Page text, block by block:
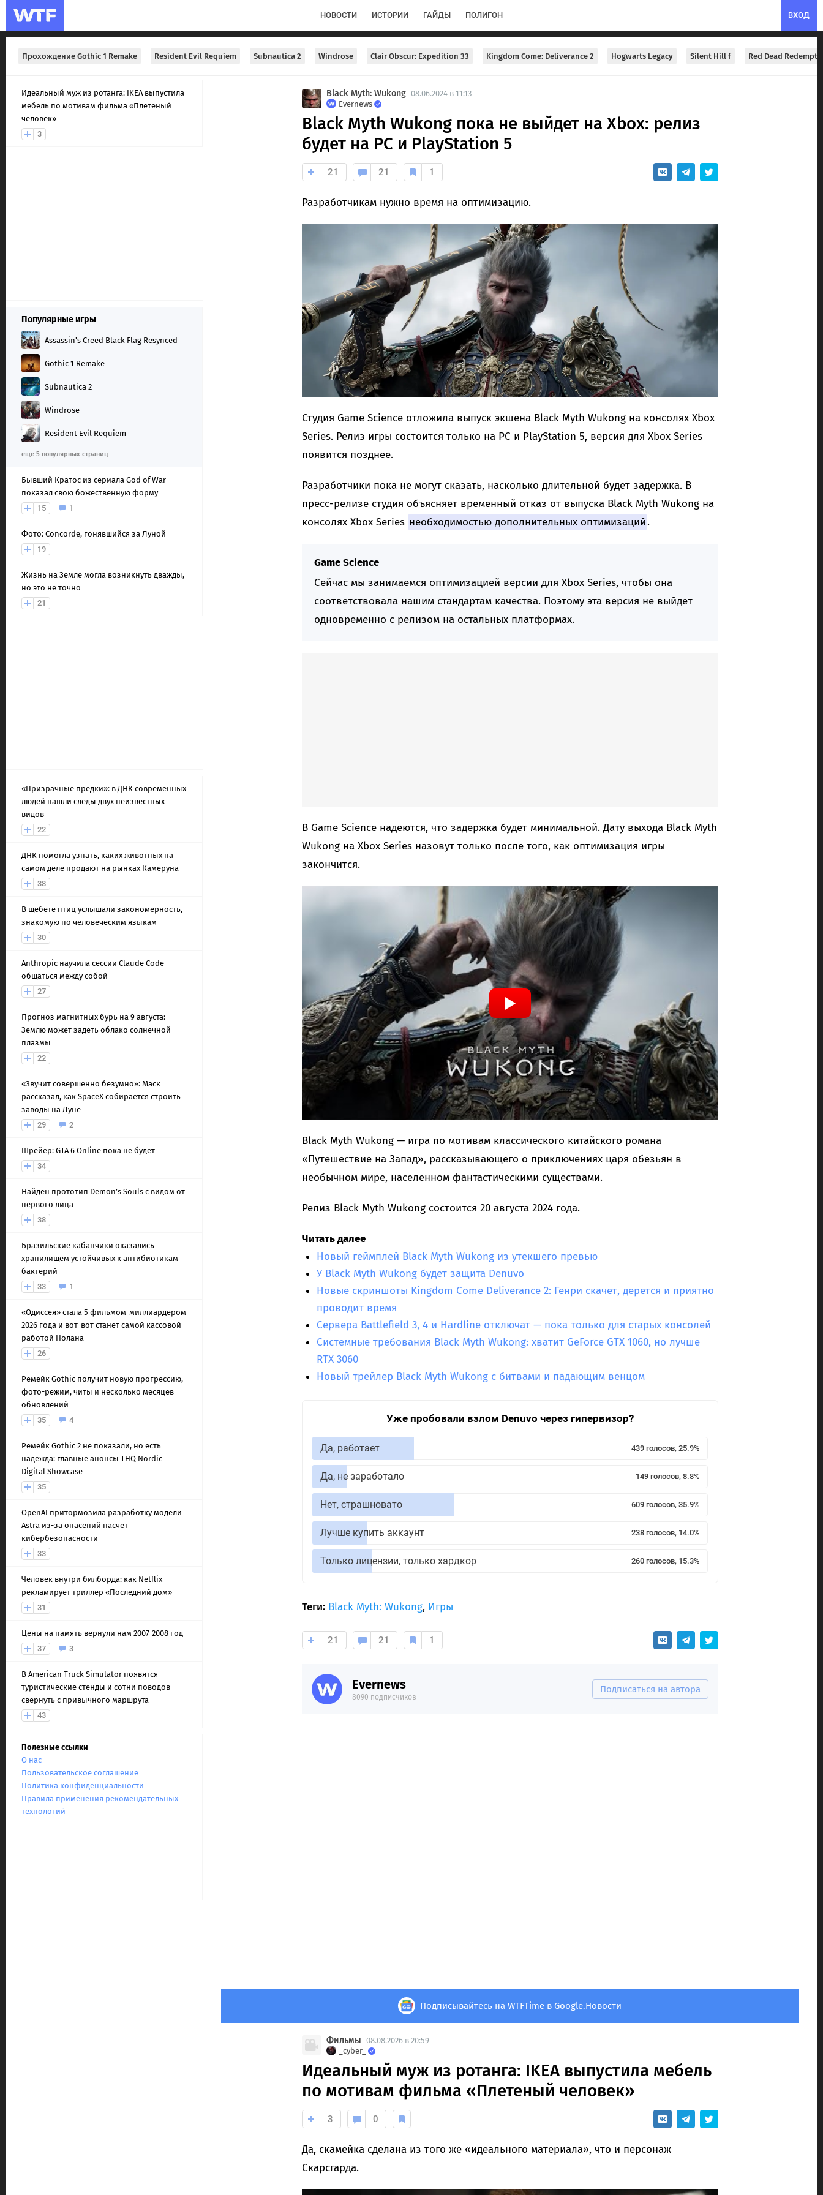
ВХОД
НОВОСТИ ИСТОРИИ ГАЙДЫ ПОЛИГОН
Прохождение Gothic 1 Remake Resident Evil Requiem Subnautica 2 Windrose Clair Obscur: Expedition 33 Kingdom Come: Deliverance 2 Hogwarts Legacy Silent Hill f Red Dead
Идеальный муж из ротанга: IKEA выпустила
мебель по мотивам фильма «Плетеный
человек»
3
Популярные игры
Assassin's Creed Black Flag Resynced
Gothic 1 Remake
Subnautica 2
Windrose
Resident Evil Requiem
еще 5 популярных страниц
Бывший Кратос из сериала God of War
показал свою божественную форму
15
1
Фото: Concorde, гонявшийся за Луной
19
Жизнь на Земле могла возникнуть дважды,
но это не точно
21
«Призрачные предки»: в ДНК современных
людей нашли следы двух неизвестных
видов
22
ДНК помогла узнать, каких животных на
самом деле продают на рынках Камеруна
38
В щебете птиц услышали закономерность,
знакомую по человеческим языкам
30
Anthropic научила сессии Claude Code
общаться между собой
27
Прогноз магнитных бурь на 9 августа:
Землю может задеть облако солнечной
плазмы
22
«Звучит совершенно безумно»: Маск
рассказал, как SpaceX собирается строить
заводы на Луне
29
2
Шрейер: GTA 6 Online пока не будет
34
Найден прототип Demon’s Souls с видом от
первого лица
38
Бразильские кабанчики оказались
хранилищем устойчивых к антибиотикам
бактерий
33
1
«Одиссея» стала 5 фильмом-миллиардером
2026 года и вот-вот станет самой кассовой
работой Нолана
26
Ремейк Gothic получит новую прогрессию,
фото-режим, читы и несколько месяцев
обновлений
35
4
Ремейк Gothic 2 не показали, но есть
надежда: главные анонсы THQ Nordic
Digital Showcase
35
OpenAI притормозила разработку модели
Astra из-за опасений насчет
кибербезопасности
33
Человек внутри билборда: как Netflix
рекламирует триллер «Последний дом»
31
Цены на память вернули нам 2007-2008 год
37
3
В American Truck Simulator появятся
туристические стенды и сотни поводов
свернуть с привычного маршрута
43
Полезные ссылки
О нас
Пользовательское соглашение
Политика конфиденциальности
Правила применения рекомендательных
технологий
Black Myth: Wukong 08.06.2024 в 11:13
Evernews
Black Myth Wukong пока не выйдет на Xbox: релиз
будет на PC и PlayStation 5
21 21 1
Разработчикам нужно время на оптимизацию.
Студия Game Science отложила выпуск экшена Black Myth Wukong на консолях Xbox
Series. Релиз игры состоится только на PC и PlayStation 5, версия для Xbox Series
появится позднее.
Разработчики пока не могут сказать, насколько длительной будет задержка. В
пресс-релизе студия объясняет временный отказ от выпуска Black Myth Wukong на
консолях Xbox Series необходимостью дополнительных оптимизаций.
Game Science
Сейчас мы занимаемся оптимизацией версии для Xbox Series, чтобы она
соответствовала нашим стандартам качества. Поэтому эта версия не выйдет
одновременно с релизом на остальных платформах.
В Game Science надеются, что задержка будет минимальной. Дату выхода Black Myth
Wukong на Xbox Series назовут только после того, как оптимизация игры
закончится.
Black Myth Wukong — игра по мотивам классического китайского романа
«Путешествие на Запад», рассказывающего о приключениях царя обезьян в
необычном мире, населенном фантастическими существами.
Релиз Black Myth Wukong состоится 20 августа 2024 года.
Читать далее
Новый геймплей Black Myth Wukong из утекшего превью
У Black Myth Wukong будет защита Denuvo
Новые скриншоты Kingdom Come Deliverance 2: Генри скачет, дерется и приятно
проводит время
Сервера Battlefield 3, 4 и Hardline отключат — пока только для старых консолей
Системные требования Black Myth Wukong: хватит GeForce GTX 1060, но лучше
RTX 3060
Новый трейлер Black Myth Wukong с битвами и падающим венцом
Уже пробовали взлом Denuvo через гипервизор?
Да, работает 439 голосов, 25.9%
Да, не заработало 149 голосов, 8.8%
Нет, страшновато 609 голосов, 35.9%
Лучше купить аккаунт 238 голосов, 14.0%
Только лицензии, только хардкор 260 голосов, 15.3%
Теги: Black Myth: Wukong, Игры
21 21 1
Evernews
8090 подписчиков
Подписаться на автора
Подписывайтесь на WTFTime в Google.Новости
Фильмы 08.08.2026 в 20:59
_cyber_
Идеальный муж из ротанга: IKEA выпустила мебель
по мотивам фильма «Плетеный человек»
3 0
Да, скамейка сделана из того же «идеального материала», что и персонаж
Скарсгарда.